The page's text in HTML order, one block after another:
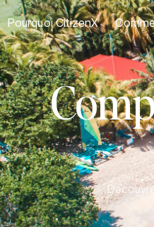
de CitizenX
Pourquoi CitizenX